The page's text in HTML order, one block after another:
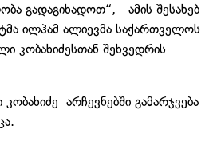
გადაგიხადოთ“, - ამის შესახებ
ილჰამ ალიევმა საქართველოს
კობახიძესთან შეხვედრის
არჩევნებში გამარჯვება